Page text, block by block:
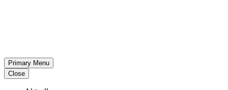
Primary Menu
Close